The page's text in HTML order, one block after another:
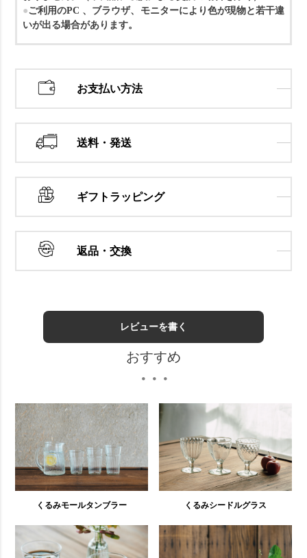
ご利用のPC 、ブラウザ、モニターにより色が現物と若干違
いが出る場合があります。
お支払い方法
送料・発送
ギフトラッピング
返品・交換
レビューを書く
おすすめ
・・・
くるみモールタンブラー くるみシードルグラス